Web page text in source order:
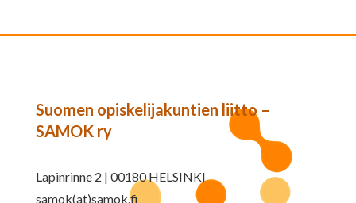
Suomen opiskelijakuntien liitto –
SAMOK ry
Lapinrinne 2 | 00180 HELSINKI
samok(at)samok.fi